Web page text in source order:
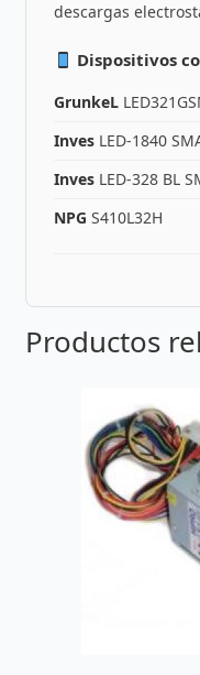
descargas
Dispositivos
GrunkeL
Inves LED-1840
Inves LED-328 BL
NPG S410L32H
Productos